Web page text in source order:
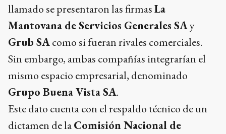
llamado se presentaron las firmasLa
Mantovana de Servicios Generales SAy
Grub SAcomo si fueran rivales comerciales.
Sin embargo, ambas compañías integrarían el
mismo espacio empresarial, denominado
Grupo Buena Vista SA.
Este dato cuenta con el respaldo técnico de un
dictamen de laComisión Nacional de